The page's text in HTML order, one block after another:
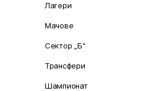
Лагери
Мачове
Сектор „Б“
Трансфери
Шампионат